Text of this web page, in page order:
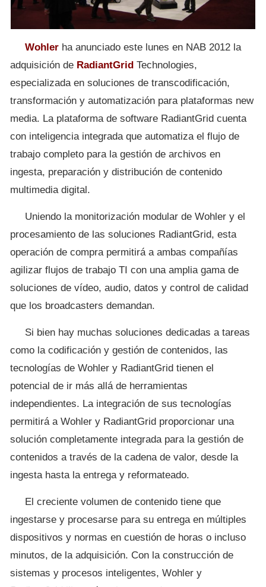
Wohler ha anunciado este lunes en NAB 2012 la
adquisición de RadiantGrid Technologies,
especializada en soluciones de transcodificación,
transformación y automatización para plataformas new
media. La plataforma de software RadiantGrid cuenta
con inteligencia integrada que automatiza el flujo de
trabajo completo para la gestión de archivos en
ingesta, preparación y distribución de contenido
multimedia digital.
Uniendo la monitorización modular de Wohler y el
procesamiento de las soluciones RadiantGrid, esta
operación de compra permitirá a ambas compañías
agilizar flujos de trabajo TI con una amplia gama de
soluciones de vídeo, audio, datos y control de calidad
que los broadcasters demandan.
Si bien hay muchas soluciones dedicadas a tareas
como la codificación y gestión de contenidos, las
tecnologías de Wohler y RadiantGrid tienen el
potencial de ir más allá de herramientas
independientes. La integración de sus tecnologías
permitirá a Wohler y RadiantGrid proporcionar una
solución completamente integrada para la gestión de
contenidos a través de la cadena de valor, desde la
ingesta hasta la entrega y reformateado.
El creciente volumen de contenido tiene que
ingestarse y procesarse para su entrega en múltiples
dispositivos y normas en cuestión de horas o incluso
minutos, de la adquisición. Con la construcción de
sistemas y procesos inteligentes, Wohler y